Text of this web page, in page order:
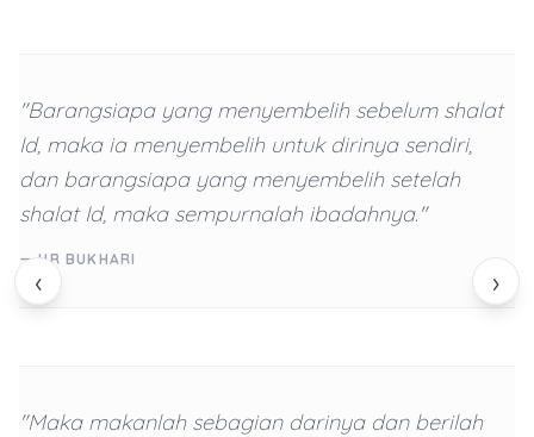
‹ ›
"Barangsiapa yang menyembelih sebelum shalat
Id, maka ia menyembelih untuk dirinya sendiri,
dan barangsiapa yang menyembelih setelah
shalat Id, maka sempurnalah ibadahnya."
— HR BUKHARI
"Maka makanlah sebagian darinya dan berilah